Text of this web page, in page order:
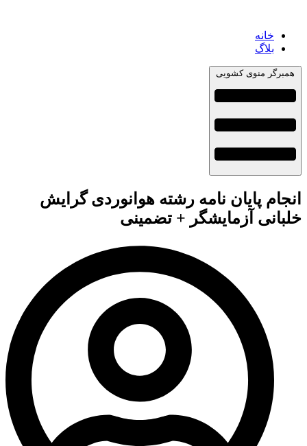
خانه
بلاگ
همبرگر منوی کشویی
انجام پایان نامه رشته هوانوردی گرایش
خلبانی آزمایشگر + تضمینی